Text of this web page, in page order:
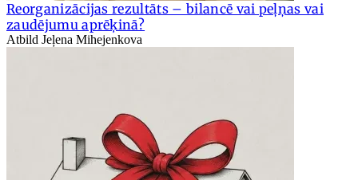
Reorganizācijas rezultāts – bilancē vai peļņas vai
zaudējumu aprēķinā?
Atbild Jeļena Mihejenkova